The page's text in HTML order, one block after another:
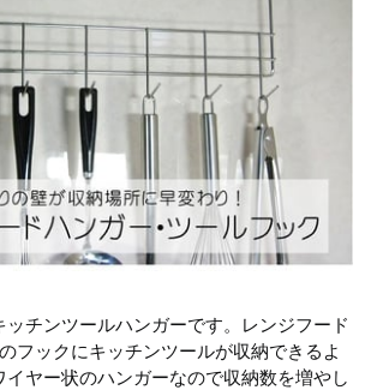
ッチンツールハンガーです。レンジフード
フックにキッチンツールが収納できるよ
イヤー状のハンガーなので収納数を増やし